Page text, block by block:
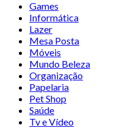
Games
Informática
Lazer
Mesa Posta
Móveis
Mundo Beleza
Organização
Papelaria
Pet Shop
Saúde
Tv e Vídeo